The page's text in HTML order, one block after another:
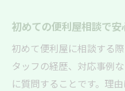
初めての便利屋相談で安
初めて便利屋に相談する
タッフの経歴、対応事例
に質問することです。理